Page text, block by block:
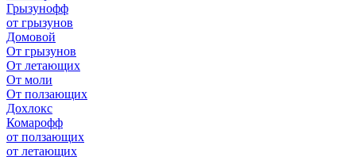
Грызунофф
от грызунов
Домовой
От грызунов
От летающих
От моли
От ползающих
Дохлокс
Комарофф
от ползающих
от летающих